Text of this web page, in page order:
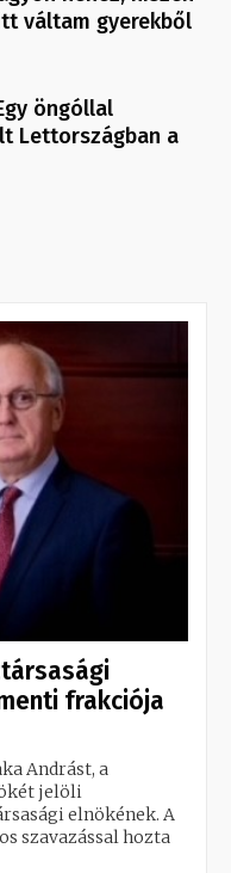
váltam gyerekből
öngóllal
Lettországban a
frakciója
Andrást, a
jelöli
elnökének. A
szavazással hozta